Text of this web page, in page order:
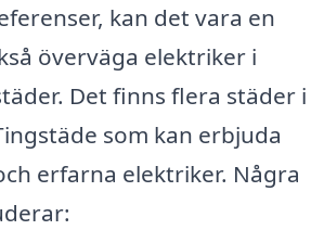
kan det vara en
överväga elektriker i
Det finns flera städer i
som kan erbjuda
erfarna elektriker. Några